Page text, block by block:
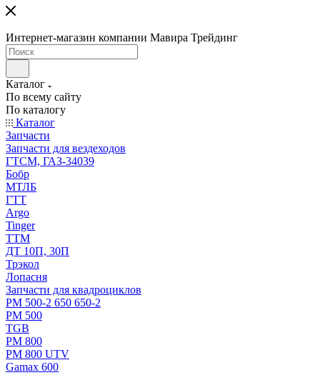
Интернет-магазин компании Мавира Трейдинг
Каталог
По всему сайту
По каталогу
Каталог
Запчасти
Запчасти для вездеходов
ГТСМ, ГАЗ-34039
Бобр
МТЛБ
ГТТ
Argo
Tinger
ТТМ
ДТ 10П, 30П
Трэкол
Лопасня
Запчасти для квадроциклов
РМ 500-2 650 650-2
РМ 500
TGB
РМ 800
РМ 800 UTV
Gamax 600